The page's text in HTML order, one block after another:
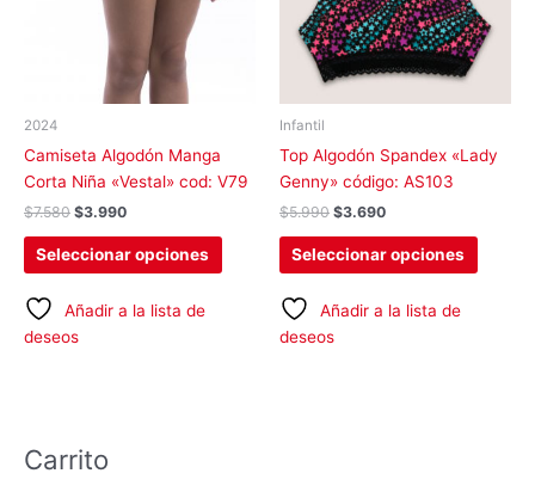
2024
Camiseta Algodón Manga
Corta Niña «Vestal» cod: V79
$7.580 $3.990
Seleccionar opciones
la
Añadir a la lista de
deseos
Infantil
Top Algodón Spandex «Lady
Genny» código: AS103
$5.990 $3.690
Seleccionar opciones
Las
se
en
Añadir a la lista de
deseos
Carrito